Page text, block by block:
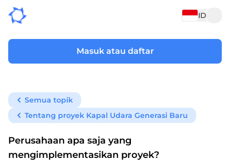
ID
Masuk atau daftar
Semua topik
Tentang proyek Kapal Udara Generasi Baru
Perusahaan apa saja yang
mengimplementasikan proyek?